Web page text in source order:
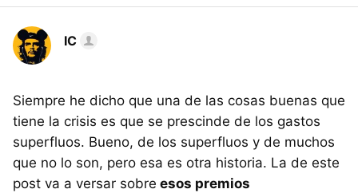
IC
Siempre he dicho que una de las cosas buenas que
tiene la crisis es que se prescinde de los gastos
superfluos. Bueno, de los superfluos y de muchos
que no lo son, pero esa es otra historia. La de este
post va a versar sobre esos premios